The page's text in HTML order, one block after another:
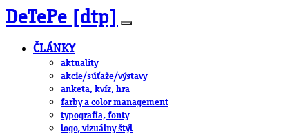
DeTePe [dtp]
ČLÁNKY
aktuality
akcie/súťaže/výstavy
anketa, kvíz, hra
farby a color management
typografia, fonty
logo, vizuálny štýl